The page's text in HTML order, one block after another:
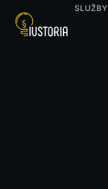
SLUŽBY